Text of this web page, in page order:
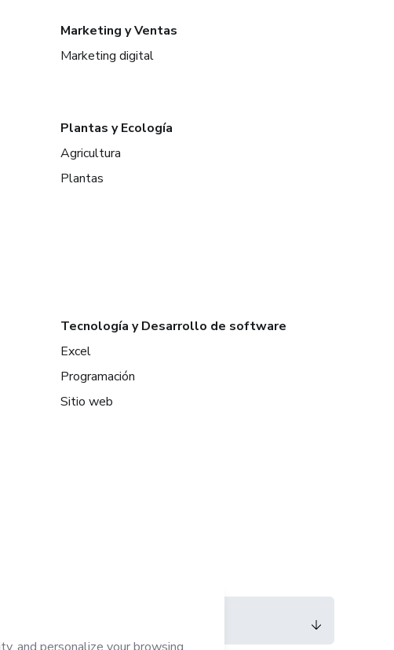
Marketing y Ventas
Marketing digital
Plantas y Ecología
Agricultura
Plantas
Tecnología y Desarrollo de software
Excel
Programación
Sitio web